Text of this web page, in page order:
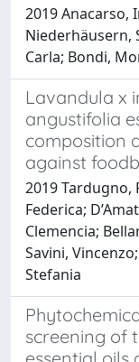
2019 Anacarso,
Niederhäusern,
Carla; Bondi,
Lavandula x
angustifolia
composition
against
2019 Tardugno,
Federica;
Clemencia;
Savini,
Stefania
screening of